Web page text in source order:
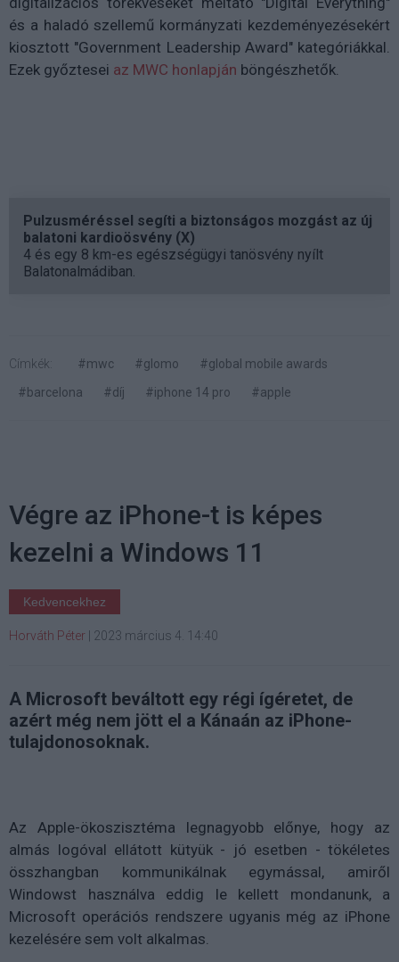
és a haladó szellemű kormányzati kezdeményezésekért
kiosztott "Government Leadership Award" kategóriákkal.
Ezek győztesei az MWC honlapján böngészhetők.
Pulzusméréssel segíti a biztonságos mozgást az új
balatoni kardioösvény (X)
4 és egy 8 km-es egészségügyi tanösvény nyílt
Balatonalmádiban.
Címkék: #mwc #glomo
#global mobile awards
#barcelona
#díj #iphone 14 pro #apple
Végre az iPhone-t is képes
kezelni a Windows 11
Kedvencekhez
Horváth Péter 2023 március 4. 14:40
A Microsoft beváltott egy régi ígéretet, de
azért még nem jött el a Kánaán az iPhone-
tulajdonosoknak.
Az Apple-ökoszisztéma legnagyobb előnye, hogy az
almás logóval ellátott kütyük - jó esetben - tökéletes
összhangban kommunikálnak egymással, amiről
Windowst használva eddig le kellett mondanunk, a
Microsoft operációs rendszere ugyanis még az iPhone
kezelésére sem volt alkalmas.